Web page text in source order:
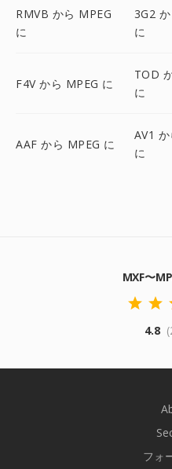
RMVB から MPEG
に
3G2
に
F4V から MPEG に
TOD
に
AAF から MPEG に
AV1
に
MXF〜
4.8
フォ